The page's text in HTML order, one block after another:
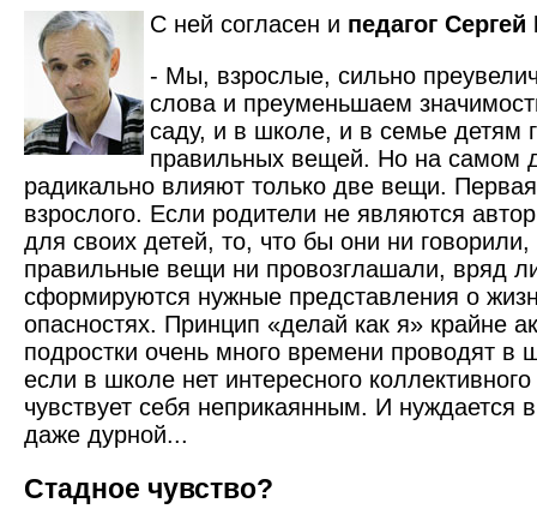
С ней согласен и педагог
- Мы, взрослые, сильно
слова и преуменьшаем
саду, и в школе, и в семье детям
правильных вещей. Но на самом
радикально влияют только две вещи.
взрослого. Если родители не являются
для своих детей, то, что бы они ни говорили,
правильные вещи ни провозглашали, вряд
сформируются нужные представления о
опасностях. Принцип «делай как я» крайне
подростки очень много времени проводят
если в школе нет интересного
чувствует себя неприкаянным. И нуждается
даже дурной...
Стадное чувство?